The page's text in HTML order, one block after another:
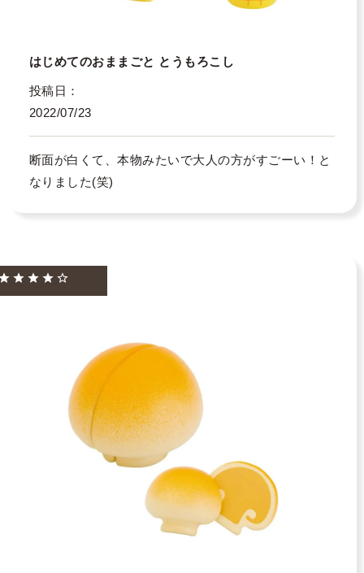
はじめてのおままごと とうもろこし
投稿日
2022/07/23
断面が白くて、本物みたいで大人の方がすごーい！と
なりました(笑)